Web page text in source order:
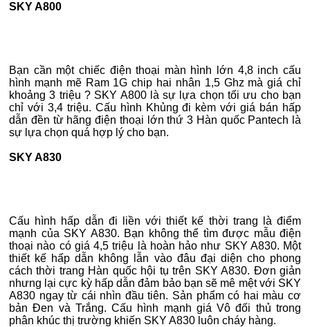
SKY A800
Bạn cần một chiếc điện thoại màn hình lớn 4,8 inch cấu
hình mạnh mẽ Ram 1G chip hai nhân 1,5 Ghz mà giá chỉ
khoảng 3 triệu ? SKY A800 là sự lựa chọn tối ưu cho bạn
chỉ với 3,4 triệu. Cấu hình Khủng đi kèm với giá bán hấp
dẫn đền từ hãng điện thoại lớn thứ 3 Hàn quốc Pantech là
sự lựa chọn quá hợp lý cho bạn.
SKY A830
Cấu hình hấp dẫn đi liền với thiết kế thời trang là điểm
mạnh của SKY A830. Bạn không thể tìm được mẫu điện
thoại nào có giá 4,5 triệu là hoàn hảo như SKY A830. Một
thiết kế hấp dẫn không lẫn vào đâu đại diện cho phong
cách thời trang Hàn quốc hội tụ trên SKY A830. Đơn giản
nhưng lại cực kỳ hấp dẫn đảm bảo bạn sẽ mê mệt với SKY
A830 ngay từ cái nhìn đầu tiên. Sản phẩm có hai màu cơ
bản Đen và Trắng. Cấu hình mạnh giá Vô đối thủ trong
phân khúc thị trường khiến SKY A830 luôn cháy hàng.